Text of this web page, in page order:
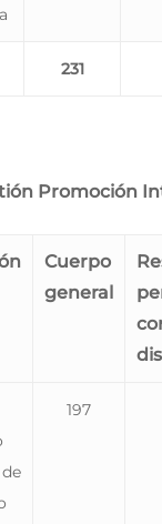
231
Promoción
Cuerpo
general
197